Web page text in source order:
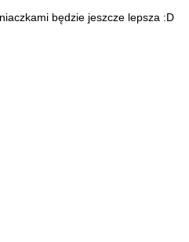
będzie jeszcze lepsza :D